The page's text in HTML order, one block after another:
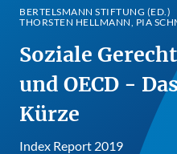
BERTELSMANN STIFTUNG (ED.)
THORSTEN HELLMANN, PIA
Soziale
und OECD -
Kürze
Index Report 2019